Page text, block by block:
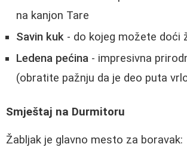
na kanjon Tare
Savin kuk - do kojeg možete doći
Ledena pećina - impresivna
(obratite pažnju da je deo puta
Smještaj na Durmitoru
Žabljak je glavno mesto za boravak: